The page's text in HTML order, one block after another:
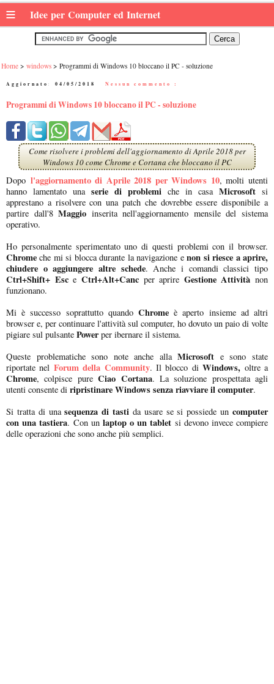
≡ Idee per Computer ed Internet
Home windows Programmi di Windows 10 bloccano il PC - soluzione
Aggiornato: 04/05/2018 Nessun commento :
Programmi di Windows 10 bloccano il PC - soluzione
Come risolvere i problemi dell'aggiornamento di Aprile 2018 per
Windows 10 come Chrome e Cortana che bloccano il PC
Dopo l'aggiornamento di Aprile 2018 per Windows 10, molti utenti
hanno lamentato unaserie di problemi che in casa Microsoft si
apprestano a risolvere con una patch che dovrebbe essere disponibile a
partire dall'8Maggio inserita nell'aggiornamento mensile del sistema
operativo.
Ho personalmente sperimentato uno di questi problemi con il browser.
Chrome che mi si blocca durante la navigazione enon si riesce a aprire,
chiudere o aggiungere altre schede. Anche i comandi classici tipo
Ctrl+Shift+ Esce Ctrl+Alt+Cancper aprire Gestione Attività non
funzionano.
Mi è successo soprattutto quando Chrome è aperto insieme ad altri
browser e, per continuare l'attività sul computer, ho dovuto un paio di volte
pigiare sul pulsante Powerper ibernare il sistema.
Queste problematiche sono note anche allaMicrosoft e sono state
riportate nel Forum della Community. Il blocco diWindows, oltre a
Chrome, colpisce pureCiao Cortana. La soluzione prospettata agli
utenti consente di ripristinare Windows senza riavviare il computer.
Si tratta di unasequenza di tasti da usare se si possiede uncomputer
con una tastiera. Con unlaptop o un tablet si devono invece compiere
delle operazioni che sono anche più semplici.